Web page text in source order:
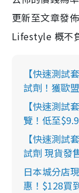
更新至文章發
Lifestyle 概不
【快速測試
試劑！獲歐
【快速測試
覽！低至
【快速測試
試劑 現貨發
日本城分店
惠！$128買